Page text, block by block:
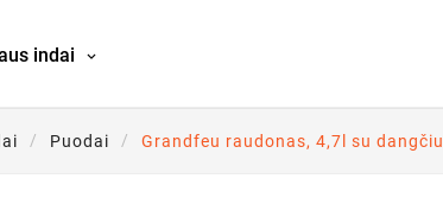
indai
Puodai Grandfeu raudonas, 4,7l su dangčiu